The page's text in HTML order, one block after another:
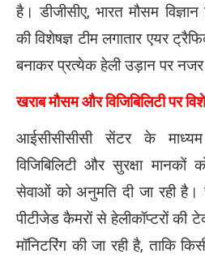
है। डीजीसीए, भारत मौसम
की विशेषज्ञ टीम लगातार एयर
बनाकर प्रत्येक हेली उड़ान पर
खराब मौसम और विजिबिलिटी पर
आईसीसीसीसी सेंटर के
विजिबिलिटी और सुरक्षा
सेवाओं को अनुमति दी जा रही है।
पीटीजेड कैमरों से हेलीकॉप्टरों
मॉनिटरिंग की जा रही है, ताकि